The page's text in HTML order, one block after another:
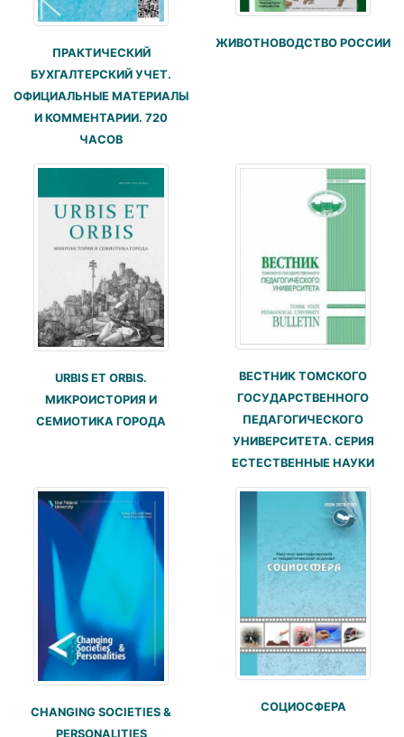
ПРАКТИЧЕСКИЙ
БУХГАЛТЕРСКИЙ УЧЕТ.
ОФИЦИАЛЬНЫЕ МАТЕРИАЛЫ
И КОММЕНТАРИИ. 720
ЧАСОВ
ЖИВОТНОВОДСТВО РОССИИ
URBIS ET ORBIS.
МИКРОИСТОРИЯ И
СЕМИОТИКА ГОРОДА
ВЕСТНИК ТОМСКОГО
ГОСУДАРСТВЕННОГО
ПЕДАГОГИЧЕСКОГО
УНИВЕРСИТЕТА. СЕРИЯ
ЕСТЕСТВЕННЫЕ НАУКИ
CHANGING SOCIETIES &
PERSONALITIES
СОЦИОСФЕРА